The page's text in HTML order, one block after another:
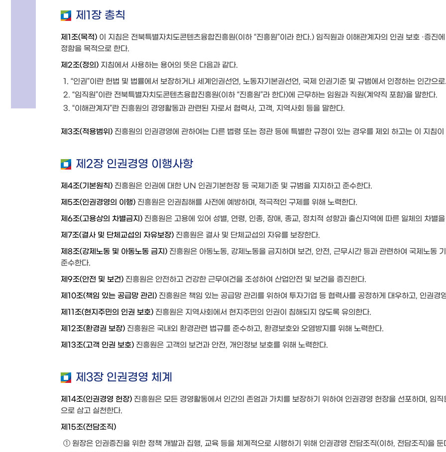
제1장 총칙
제1조(목적) 이 지침은 전북특별자치도콘텐츠융합진흥원(이하 “진흥원”이라 한다.) 임직원과 이해관계자의 인권 보호 ·증진
정함을 목적으로 한다.
제2조(정의) 지침에서 사용하는 용어의 뜻은 다음과 같다.
1. “인권”이란 헌법 및 법률에서 보장하거나 세계인권선언, 노동자기본권선언, 국제 인권기준 및 규범에서 인정하는 인간으
2. “임직원”이란 전북특별자치도콘텐츠융합진흥원(이하 “진흥원”라 한다)에 근무하는 임원과 직원(계약직 포함)을 말한다.
3. “이해관계자”란 진흥원의 경영활동과 관련된 자로서 협력사, 고객, 지역사회 등을 말한다.
제3조(적용범위) 진흥원의 인권경영에 관하여는 다른 법령 또는 정관 등에 특별한 규정이 있는 경우를 제외 하고는 이 지침
제2장 인권경영 이행사항
제4조(기본원칙) 진흥원은 인권에 대한 UN 인권기본헌장 등 국제기준 및 규범을 지지하고 준수한다.
제5조(인권경영의 이행) 진흥원은 인권침해를 사전에 예방하며, 적극적인 구제를 위해 노력한다.
제6조(고용상의 차별금지) 진흥원은 고용에 있어 성별, 연령, 인종, 장애, 종교, 정치적 성향과 출신지역에 따른 일체의 차별
제7조(결사 및 단체교섭의 자유보장) 진흥원은 결사 및 단체교섭의 자유를 보장한다.
제8조(강제노동 및 아동노동 금지) 진흥원은 아동노동, 강제노동을 금지하며 보건, 안전, 근무시간 등과 관련하여 국제노동
준수한다.
제9조(안전 및 보건) 진흥원은 안전하고 건강한 근무여건을 조성하여 산업안전 및 보건을 증진한다.
제10조(책임 있는 공급망 관리) 진흥원은 책임 있는 공급망 관리를 위하여 투자기업 등 협력사를 공정하게 대우하고, 인권경
제11조(현지주민의 인권 보호) 진흥원은 지역사회에서 현지주민의 인권이 침해되지 않도록 유의한다.
제12조(환경권 보장) 진흥원은 국내외 환경관련 법규를 준수하고, 환경보호와 오염방지를 위해 노력한다.
제13조(고객 인권 보호) 진흥원은 고객의 보건과 안전, 개인정보 보호를 위해 노력한다.
제3장 인권경영 체계
제14조(인권경영 헌장) 진흥원은 모든 경영활동에서 인간의 존엄과 가치를 보장하기 위하여 인권경영 헌장을 선포하며, 임
으로 삼고 실천한다.
제15조(전담조직)
① 원장은 인권증진을 위한 정책 개발과 집행, 교육 등을 체계적으로 시행하기 위해 인권경영 전담조직(이하, 전담조직)을 둔